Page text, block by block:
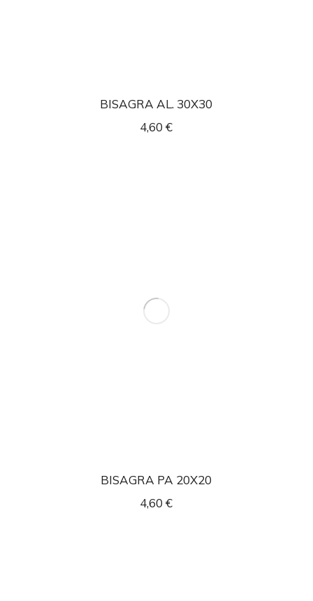
BISAGRA AL. 30X30
4,60 €
BISAGRA PA 20X20
4,60 €